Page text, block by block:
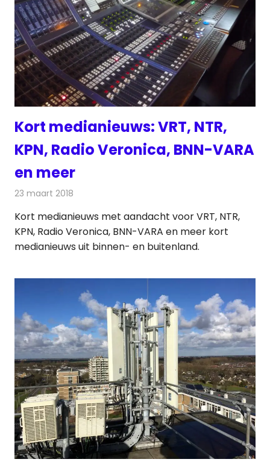
Kort medianieuws: VRT, NTR,
KPN, Radio Veronica, BNN-VARA
en meer
23 maart 2018
Kort medianieuws met aandacht voor VRT, NTR,
KPN, Radio Veronica, BNN-VARA en meer kort
medianieuws uit binnen- en buitenland.